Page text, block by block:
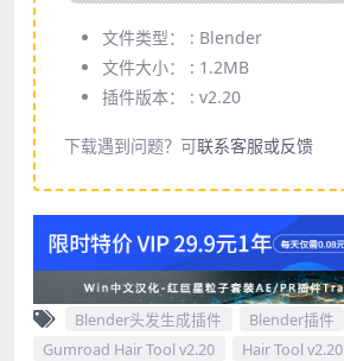
文件类型： : Blender
文件大小： : 1.2MB
插件版本： : v2.20
下载遇到问题？可联系客服或反馈
Blender头发生成插件
Blender插件
Gumroad Hair Tool v2.20
Hair Tool v2.20